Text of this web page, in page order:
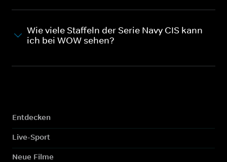
Wie viele Staffeln der Serie Navy CIS kann
ich bei WOW sehen?
Entdecken
Live-Sport
Neue Filme